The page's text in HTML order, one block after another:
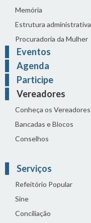
Memória
Estrutura administrativa
Procuradoria da Mulher
Eventos
Agenda
Participe
Vereadores
Conheça os Vereadores
Bancadas e Blocos
Conselhos
Serviços
Refeitório Popular
Sine
Conciliação